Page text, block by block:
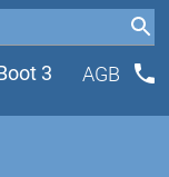
3 AGB phone